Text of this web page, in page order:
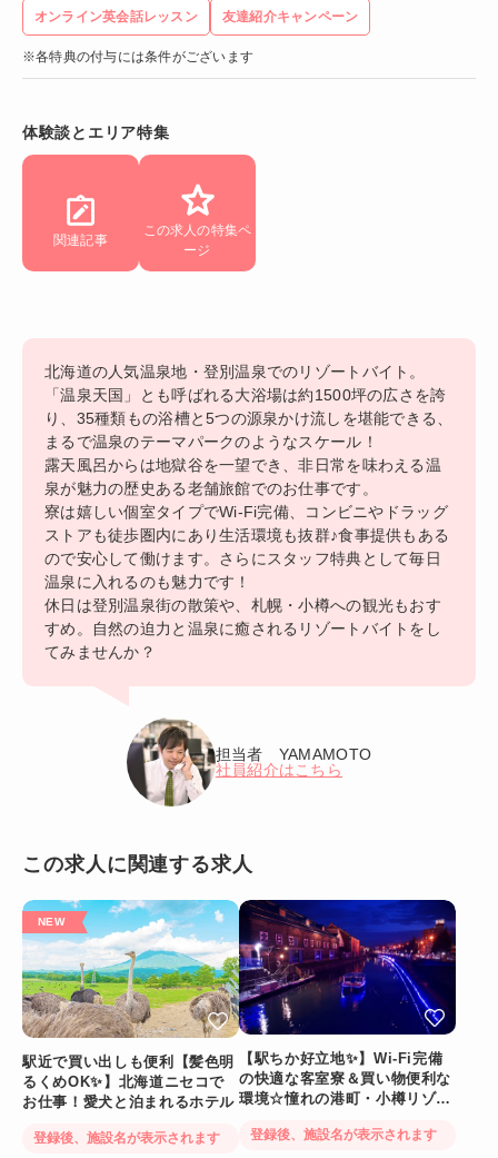
オンライン英会話レッスン 友達紹介キャンペーン
※各特典の付与には条件がございます
体験談とエリア特集
関連記事
この求人の特集ペ
ージ
北海道の人気温泉地・登別温泉でのリゾートバイト。
「温泉天国」とも呼ばれる大浴場は約1500坪の広さを誇
り、35種類もの浴槽と5つの源泉かけ流しを堪能できる、
まるで温泉のテーマパークのようなスケール！
露天風呂からは地獄谷を一望でき、非日常を味わえる温
泉が魅力の歴史ある老舗旅館でのお仕事です。
寮は嬉しい個室タイプでWi-Fi完備、コンビニやドラッグ
ストアも徒歩圏内にあり生活環境も抜群♪食事提供もある
ので安心して働けます。さらにスタッフ特典として毎日
温泉に入れるのも魅力です！
休日は登別温泉街の散策や、札幌・小樽への観光もおす
すめ。自然の迫力と温泉に癒されるリゾートバイトをし
てみませんか？
担当者 YAMAMOTO
社員紹介はこちら
この求人に関連する求人
駅近で買い出しも便利【髪色明
るくめOK✨】北海道ニセコで
お仕事！愛犬と泊まれるホテル
登録後、施設名が表示されます
【駅ちか好立地✨】Wi-Fi完備
の快適な客室寮＆買い物便利な
環境☆憧れの港町・小樽リゾー
登録後、施設名が表示されます